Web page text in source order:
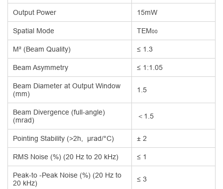
Output Power
15mW
Spatial Mode
TEM00
M² (Beam Quality)
≤ 1.3
Beam Asymmetry
≤ 1:1.05
Beam Diameter at Output Window
(mm)
1.5
Beam Divergence (full-angle)
(mrad)
＜1.5
Pointing Stability (>2h, µrad/°C)
± 2
RMS Noise (%) (20 Hz to 20 kHz)
≤ 1
Peak-to -Peak Noise (%) (20 Hz to
20 kHz)
≤ 3